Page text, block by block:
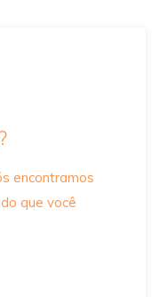
encontramos
que você